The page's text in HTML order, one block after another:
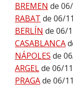
BREMEN de
RABAT de 06/
BERLÍN de 06/
CASABLANCA
NÁPOLES de
ARGELde 06/
PRAGAde 06/